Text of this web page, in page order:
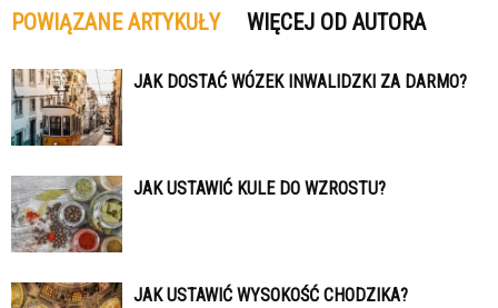
POWIĄZANE ARTYKUŁY WIĘCEJ OD AUTORA
JAK DOSTAĆ WÓZEK INWALIDZKI ZA DARMO?
JAK USTAWIĆ KULE DO WZROSTU?
JAK USTAWIĆ WYSOKOŚĆ CHODZIKA?